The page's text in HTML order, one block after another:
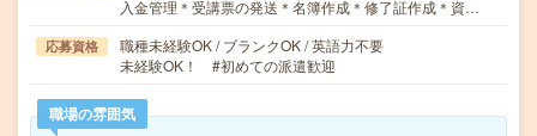
入金管理＊受講票の発送＊名簿作成＊修了証作成＊資…
応募資格
職種未経験OK / ブランクOK / 英語力不要
未経験OK！ #初めての派遣歓迎
職場の雰囲気